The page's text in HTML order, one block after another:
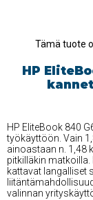
Tämä tuote
HP
HP EliteBook 840
työkäyttöön. Vain
ainoastaan n. 1,48
pitkilläkin
kattavat langalliset
valinnan